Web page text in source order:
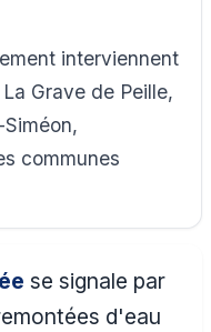
interviennent
Grave de Peille,
communes
se signale par
d'eau